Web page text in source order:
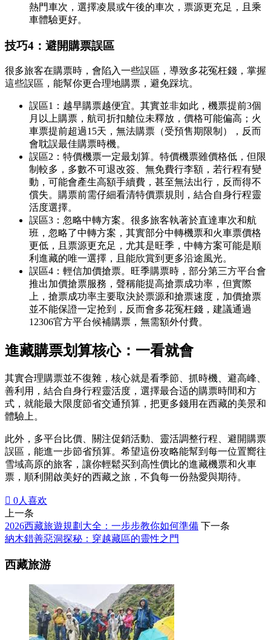
熱門車次，選擇凌晨或午後的車次，票源更充足，且乘
車體驗更好。
技巧4：避開購票誤區
很多旅客在購票時，會陷入一些誤區，導致多花冤枉錢，掌握
這些誤區，能幫你更合理地購票，避免踩坑。
誤區1：越早購票越便宜。其實並非如此，機票提前3個
月以上購票，航司折扣艙位未釋放，價格可能偏高；火
車票提前超過15天，無法購票（受預售期限制），反而
會耽誤最佳購票時機。
誤區2：特價機票一定最划算。特價機票雖價格低，但限
制較多，多數不可退改簽、無免費行李額，若行程有變
動，可能會產生高額手續費，甚至無法出行，反而得不
償失。購票前需仔細看清特價票規則，結合自身行程靈
活度選擇。
誤區3：忽略中轉方案。很多旅客執著於直達車次和航
班，忽略了中轉方案，其實部分中轉機票和火車票價格
更低，且票源更充足，尤其是旺季，中轉方案可能是順
利進藏的唯一選擇，且能欣賞到更多沿途風光。
誤區4：輕信加價搶票。旺季購票時，部分第三方平台會
推出加價搶票服務，聲稱能提高搶票成功率，但實際
上，搶票成功率主要取決於票源和搶票速度，加價搶票
並不能保證一定抢到，反而會多花冤枉錢，建議通過
12306官方平台候補購票，無需額外付費。
進藏購票划算核心：一看就會
其實合理購票並不復雜，核心就是看季節、抓時機、避高峰、
善利用，結合自身行程靈活度，選擇最合适的購票時間和方
式，就能最大限度節省交通預算，把更多錢用在西藏的美景和
體驗上。
此外，多平台比價、關注促銷活動、靈活調整行程、避開購票
誤區，能進一步節省預算。希望這份攻略能幫到每一位置嚮往
雪域高原的旅客，讓你輕鬆买到高性價比的進藏機票和火車
票，順利開啟美好的西藏之旅，不負每一份熱愛與期待。
 0人喜欢
上一条
2026西藏旅遊規劃大全：一步步教你如何準備 下一条
納木錯善惡洞探秘：穿越藏區的靈性之門
西藏旅游